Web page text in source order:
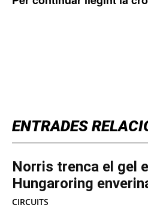
ENTRADES
Norris trenca el gel
Hungaroring
CIRCUITS